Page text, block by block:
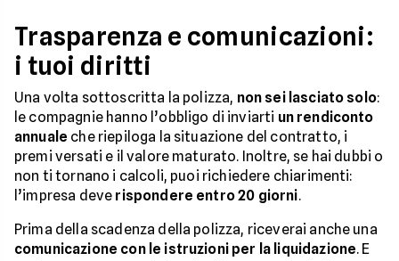
Trasparenza e comunicazioni:
i tuoi diritti
Una volta sottoscritta la polizza, non sei lasciato solo:
le compagnie hanno l’obbligo di inviarti un rendiconto
annuale che riepiloga la situazione del contratto, i
premi versati e il valore maturato. Inoltre, se hai dubbi o
non ti tornano i calcoli, puoi richiedere chiarimenti:
l’impresa deve rispondere entro 20 giorni.
Prima della scadenza della polizza, riceverai anche una
comunicazione con le istruzioni per la liquidazione. E